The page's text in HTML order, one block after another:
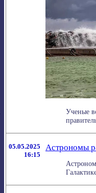
Ученые
05.05.2025
16:15
Астрономы